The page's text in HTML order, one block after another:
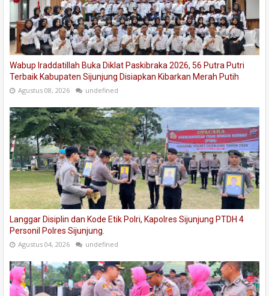
Wabup Iraddatillah Buka Diklat Paskibraka 2026, 56 Putra Putri
Terbaik Kabupaten Sijunjung Disiapkan Kibarkan Merah Putih
Agustus 08, 2026 undefined
Langgar Disiplin dan Kode Etik Polri, Kapolres Sijunjung PTDH 4
Personil Polres Sijunjung.
Agustus 04, 2026 undefined